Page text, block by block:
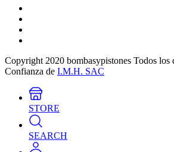
Copyright 2020 bombasypistones Todos los
Confianza de I.M.H. SAC
STORE
SEARCH